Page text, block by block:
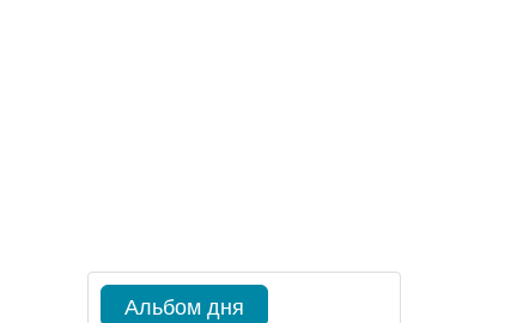
Альбом дня